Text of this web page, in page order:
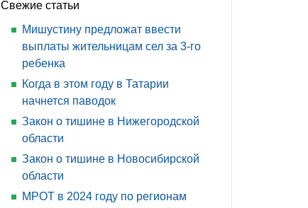
Свежие статьи
Мишустину предложат ввести
выплаты жительницам сел за 3-го
ребенка
Когда в этом году в Татарии
начнется паводок
Закон о тишине в Нижегородской
области
Закон о тишине в Новосибирской
области
МРОТ в 2024 году по регионам